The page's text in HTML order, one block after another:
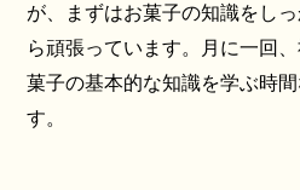
が、まずはお菓子の知識をし
ら頑張っています。月に一回
菓子の基本的な知識を学ぶ時
す。